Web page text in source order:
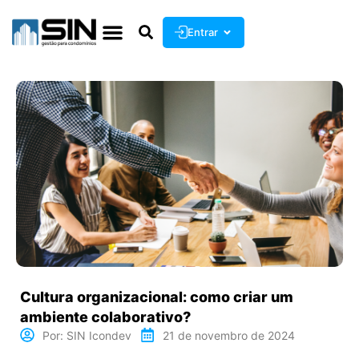
Entrar
Cultura organizacional: como criar um
ambiente colaborativo?
Por: SIN Icondev
21 de novembro de 2024